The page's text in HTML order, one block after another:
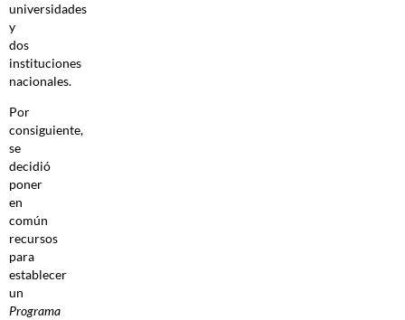
universidades
y
dos
instituciones
nacionales.
Por
consiguiente,
se
decidió
poner
en
común
recursos
para
establecer
un
Programa